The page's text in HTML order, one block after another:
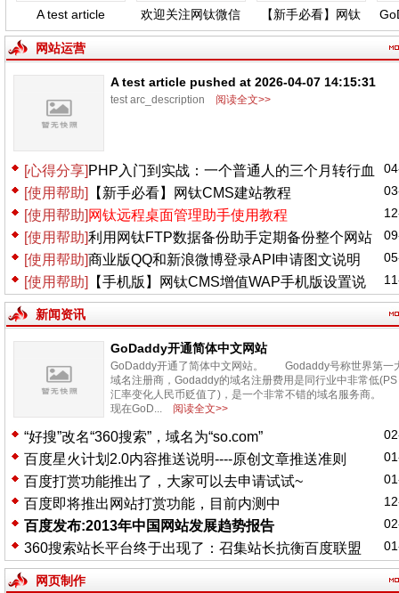
A test article
pushed at 2026-
04-07 14:15:31
欢迎关注网钛微信
公众号，功能更新
【新手必看】网钛
CMS建站教程
网站运营
A test article pushed at 2026-04-07 14:15:31
test arc_description 阅读全文>>
[心得分享]PHP入门到实战：一个普通人的三个月转行血
泪史
[使用帮助] 【新手必看】网钛CMS建站教程
[使用帮助]网钛远程桌面管理助手使用教程
[使用帮助]利用网钛FTP数据备份助手定期备份整个网站
[使用帮助]商业版QQ和新浪微博登录API申请图文说明
[使用帮助] 【手机版】网钛CMS增值WAP手机版设置说
明新闻资讯
GoDaddy开通简体中文网站
GoDaddy开通了简体中文网站。 Godaddy号称世界第一
域名注册商，Godaddy的域名注册费用是同行业中非常低
汇率变化人民币贬值了)，是一个非常不错的域名服务商
现在GoD...
阅读全文>>
“好搜”改名“360搜索”，域名为“so.com”
百度星火计划2.0内容推送说明----原创文章推送准则
百度打赏功能推出了，大家可以去申请试试~
百度即将推出网站打赏功能，目前内测中
百度发布:2013年中国网站发展趋势报告
360搜索站长平台终于出现了：召集站长抗衡百度联盟
网页制作